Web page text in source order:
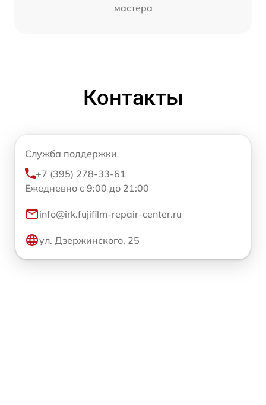
мастера
Контакты
Служба поддержки
+7 (395) 278-33-61
Ежедневно с 9:00 до 21:00
info@irk.fujifilm-repair-center.ru
ул. Дзержинского, 25